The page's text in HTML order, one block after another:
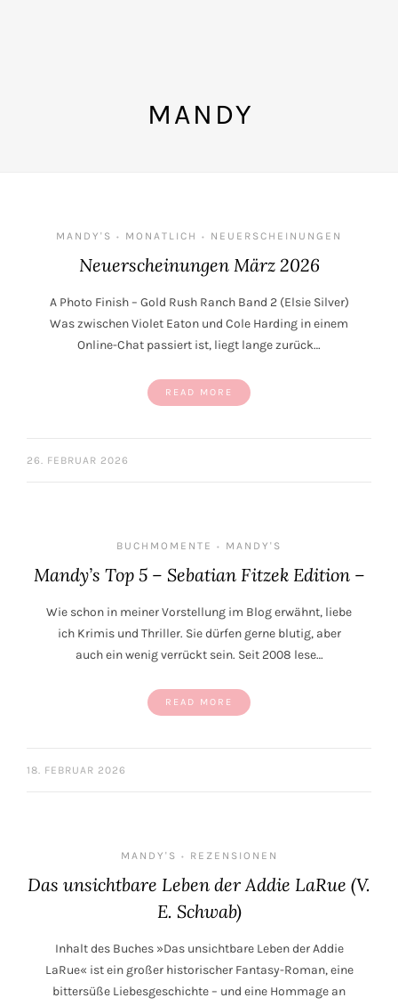
MANDY
MANDY'S • MONATLICH • NEUERSCHEINUNGEN
Neuerscheinungen März 2026
A Photo Finish – Gold Rush Ranch Band 2 (Elsie Silver)
Was zwischen Violet Eaton und Cole Harding in einem
Online-Chat passiert ist, liegt lange zurück…
READ MORE
26. FEBRUAR 2026
BUCHMOMENTE • MANDY'S
Mandy’s Top 5 – Sebatian Fitzek Edition –
Wie schon in meiner Vorstellung im Blog erwähnt, liebe
ich Krimis und Thriller. Sie dürfen gerne blutig, aber
auch ein wenig verrückt sein. Seit 2008 lese…
READ MORE
18. FEBRUAR 2026
MANDY'S • REZENSIONEN
Das unsichtbare Leben der Addie LaRue (V.
E. Schwab)
Inhalt des Buches »Das unsichtbare Leben der Addie
LaRue« ist ein großer historischer Fantasy-Roman, eine
bittersüße Liebesgeschichte – und eine Hommage an